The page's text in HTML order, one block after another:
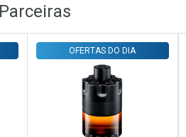
FECHAR
FECHAR
Por Menos
OFERTAS DO DIA